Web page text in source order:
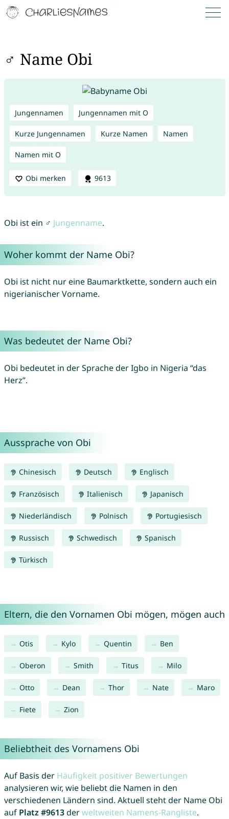
♂ Name Obi
Jungennamen Jungennamen mit O
Kurze Jungennamen Kurze Namen Namen
Namen mit O
Obi merken 9613
Obi ist ein ♂ Jungenname.
Woher kommt der Name Obi?
Obi ist nicht nur eine Baumarktkette, sondern auch ein
nigerianischer Vorname.
Was bedeutet der Name Obi?
Obi bedeutet in der Sprache der Igbo in Nigeria “das
Herz”.
Aussprache von Obi
Chinesisch Deutsch Englisch
Französisch Italienisch Japanisch
Niederländisch Polnisch Portugiesisch
Russisch Schwedisch Spanisch
Türkisch
Eltern, die den Vornamen Obi mögen, mögen auch
Otis Kylo Quentin Ben
Oberon Smith Titus Milo
Otto Dean Thor Nate Maro
Fiete Zion
Beliebtheit des Vornamens Obi
Auf Basis der Häufigkeit positiver Bewertungen
analysieren wir, wie beliebt die Namen in den
verschiedenen Ländern sind. Aktuell steht der Name Obi
auf Platz #9613derweltweiten Namens-Rangliste.